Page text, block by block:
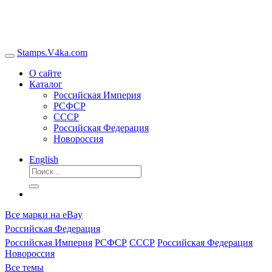
Stamps.V4ka.com
О сайте
Каталог
Российская Империя
РСФСР
СССР
Российская Федерация
Новороссия
English
Все марки на eBay
Российская Федерация
Российская Империя РСФСР СССР Российская Федерация
Новороссия
Все темы